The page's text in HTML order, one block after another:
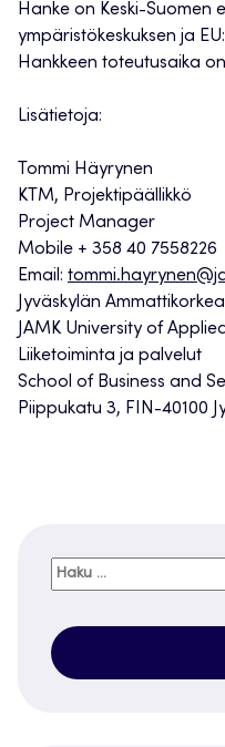
Hanke on Keski-Suomen
ympäristökeskuksen ja
Hankkeen toteutusaika on
Lisätietoja:
Tommi Häyrynen
KTM, Projektipäällikkö
Project Manager
Mobile + 358 40 7558226
Email:
Jyväskylän
JAMK University of
Liiketoiminta ja palvelut
School of Business and
Piippukatu 3, FIN-40100
Haku: